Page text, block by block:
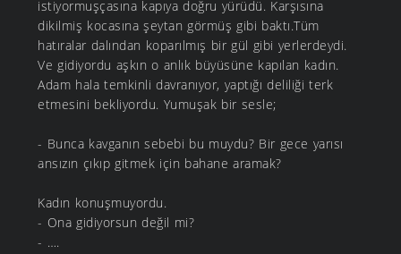
istiyormuşçasına kapıya doğru yürüdü. Karşısına
dikilmiş kocasına şeytan görmüş gibi baktı.Tüm
hatıralar dalından koparılmış bir gül gibi yerlerdeydi.
Ve gidiyordu aşkın o anlık büyüsüne kapılan kadın.
Adam hala temkinli davranıyor, yaptığı deliliği terk
etmesini bekliyordu. Yumuşak bir sesle;
- Bunca kavganın sebebi bu muydu? Bir gece yarısı
ansızın çıkıp gitmek için bahane aramak?
Kadın konuşmuyordu.
- Ona gidiyorsun değil mi?
- ….